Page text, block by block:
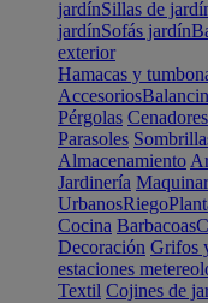
jardínSillas de
jardínSofás jardín
exterior
Hamacas y
Accesorios
Pérgolas Cenadores
Parasoles
Almacenamiento
Jardinería
UrbanosRiego
Cocina Barbacoas
Decoración Grifos
estaciones
Textil Cojines de